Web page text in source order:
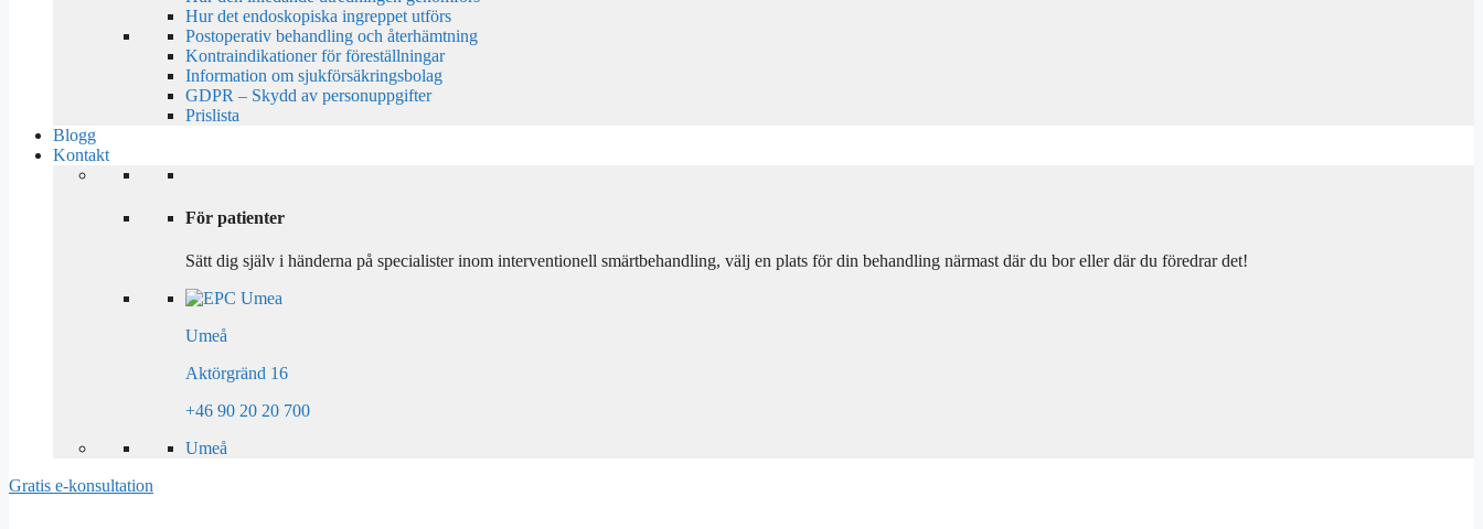
Hur det endoskopiska ingreppet utförs
Postoperativ behandling och återhämtning
Kontraindikationer för föreställningar
Information om sjukförsäkringsbolag
GDPR – Skydd av personuppgifter
Prislista
Blogg
Kontakt
För patienter
Sätt dig själv i händerna på specialister inom interventionell smärtbehandling, välj en plats för din behandling närmast där du bor eller där du föredrar det!
Umeå
Aktörgränd 16
+46 90 20 20 700
Umeå
Gratis e-konsultation